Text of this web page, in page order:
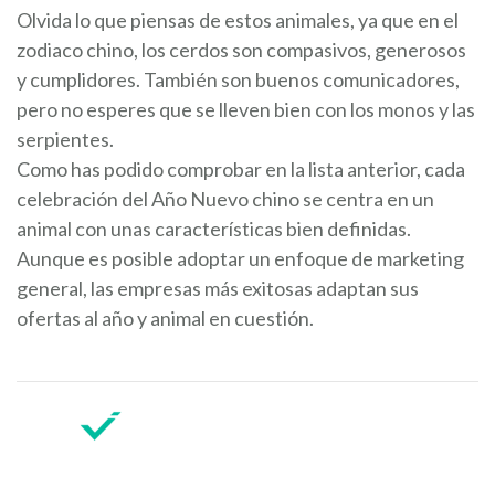
Olvida lo que piensas de estos animales, ya que en el
zodiaco chino, los cerdos son compasivos, generosos
y cumplidores. También son buenos comunicadores,
pero no esperes que se lleven bien con los monos y las
serpientes.
Como has podido comprobar en la lista anterior, cada
celebración del Año Nuevo chino se centra en un
animal con unas características bien definidas.
Aunque es posible adoptar un enfoque de marketing
general, las empresas más exitosas adaptan sus
ofertas al año y animal en cuestión.